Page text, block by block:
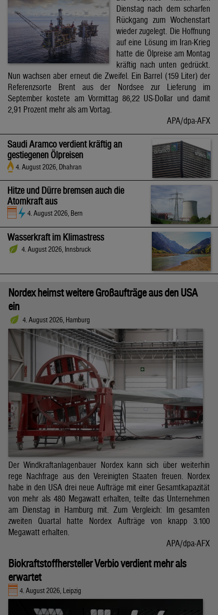
Dienstag nach dem scharfen
Rückgang zum Wochenstart
wieder zugelegt. Die Hoffnung
auf eine Lösung im Iran-Krieg
hatte die Ölpreise am Montag
kräftig nach unten gedrückt.
Nun wachsen aber erneut die Zweifel. Ein Barrel (159 Liter) der
Referenzsorte Brent aus der Nordsee zur Lieferung im
September kostete am Vormittag 86,22 US-Dollar und damit
2,91 Prozent mehr als am Vortag.
APA/dpa-AFX
Saudi Aramco verdient kräftig an
gestiegenen Ölpreisen
4. August 2026, Dhahran
Hitze und Dürre bremsen auch die
Atomkraft aus
4. August 2026, Bern
Wasserkraft im Klimastress
4. August 2026, Innsbruck
Nordex heimst weitere Großaufträge aus den USA
ein
4. August 2026, Hamburg
Der Windkraftanlagenbauer Nordex kann sich über weiterhin
rege Nachfrage aus den Vereinigten Staaten freuen. Nordex
habe in den USA drei neue Aufträge mit einer Gesamtkapazität
von mehr als 480 Megawatt erhalten, teilte das Unternehmen
am Dienstag in Hamburg mit. Zum Vergleich: Im gesamten
zweiten Quartal hatte Nordex Aufträge von knapp 3.100
Megawatt erhalten.
APA/dpa-AFX
Biokraftstoffhersteller Verbio verdient mehr als
erwartet
4. August 2026, Leipzig